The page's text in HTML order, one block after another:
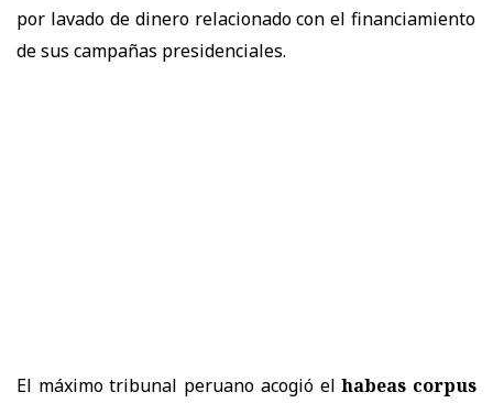
por lavado de dinero relacionado con el financiamiento
de sus campañas presidenciales.
El máximo tribunal peruano acogió elhabeas corpus